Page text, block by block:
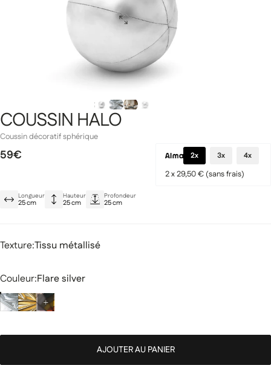
COUSSIN HALO
Coussin décoratif sphérique
59€ 2x 3x 4x
2 x 29,50 € (sans frais)
Longueur
25 cm
Hauteur
25 cm
Profondeur
25 cm
Texture
Texture:Tissu métallisé
Couleur
Couleur:Flare silver
AJOUTER AU PANIER